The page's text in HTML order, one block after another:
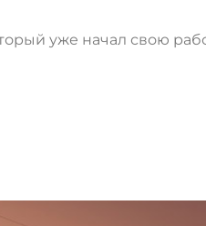
уже начал свою